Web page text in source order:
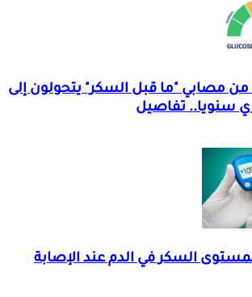
10% من مصابي "ما قبل السكر" يتحولون إلى
سنويا.. تفاصيل
السكر في الدم عند الإصابة